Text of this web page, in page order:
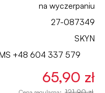
na wyczerpaniu
27-087349
SKYN
+48 604 337 579
65,90 zł